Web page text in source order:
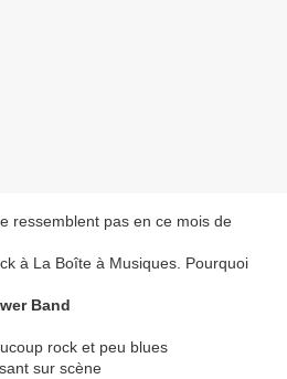
ressemblent pas en ce mois de
à La Boîte à Musiques. Pourquoi
Band
rock et peu blues
sur scène